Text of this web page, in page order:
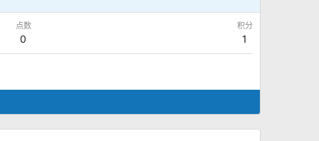
点数
0
积分
1